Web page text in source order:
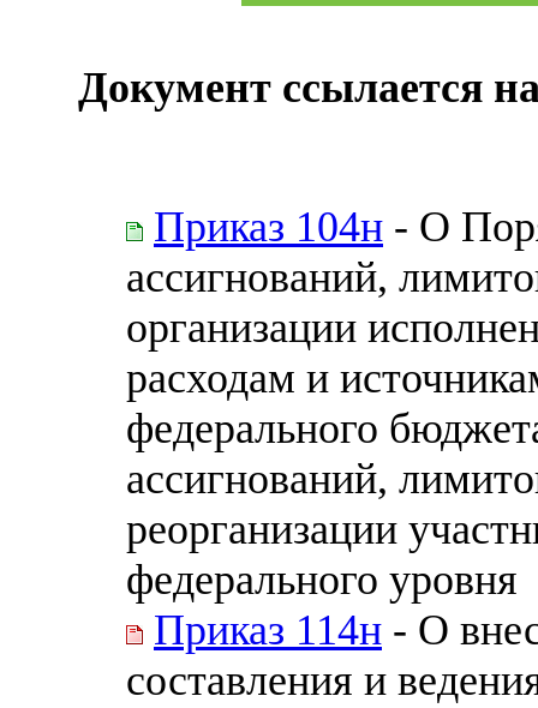
Документ ссылается
Приказ 104н - О
ассигнований,
организации
расходам и
федерального
ассигнований,
реорганизации
федерального уровня
Приказ 114н - О
составления и